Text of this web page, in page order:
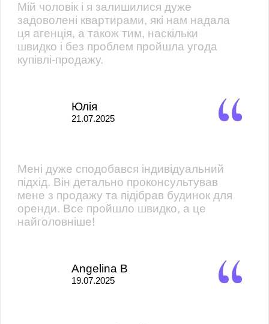
Мій чоловік і я залишилися дуже
задоволені квартирами, які нам надала
ця агенція, а також тим, наскільки
швидко і без проблем пройшла угода
купівлі-продажу.
Юлія
21.07.2025
Мені дуже сподобався індивідуальний
підхід. Він детально проконсультував
мене з продажу та підібрав будинок для
оренди. Все пройшло швидко, а це
найголовніше!
Angelina B
19.07.2025